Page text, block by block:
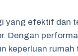
yang efektif dan
Dengan
keperluan rumah